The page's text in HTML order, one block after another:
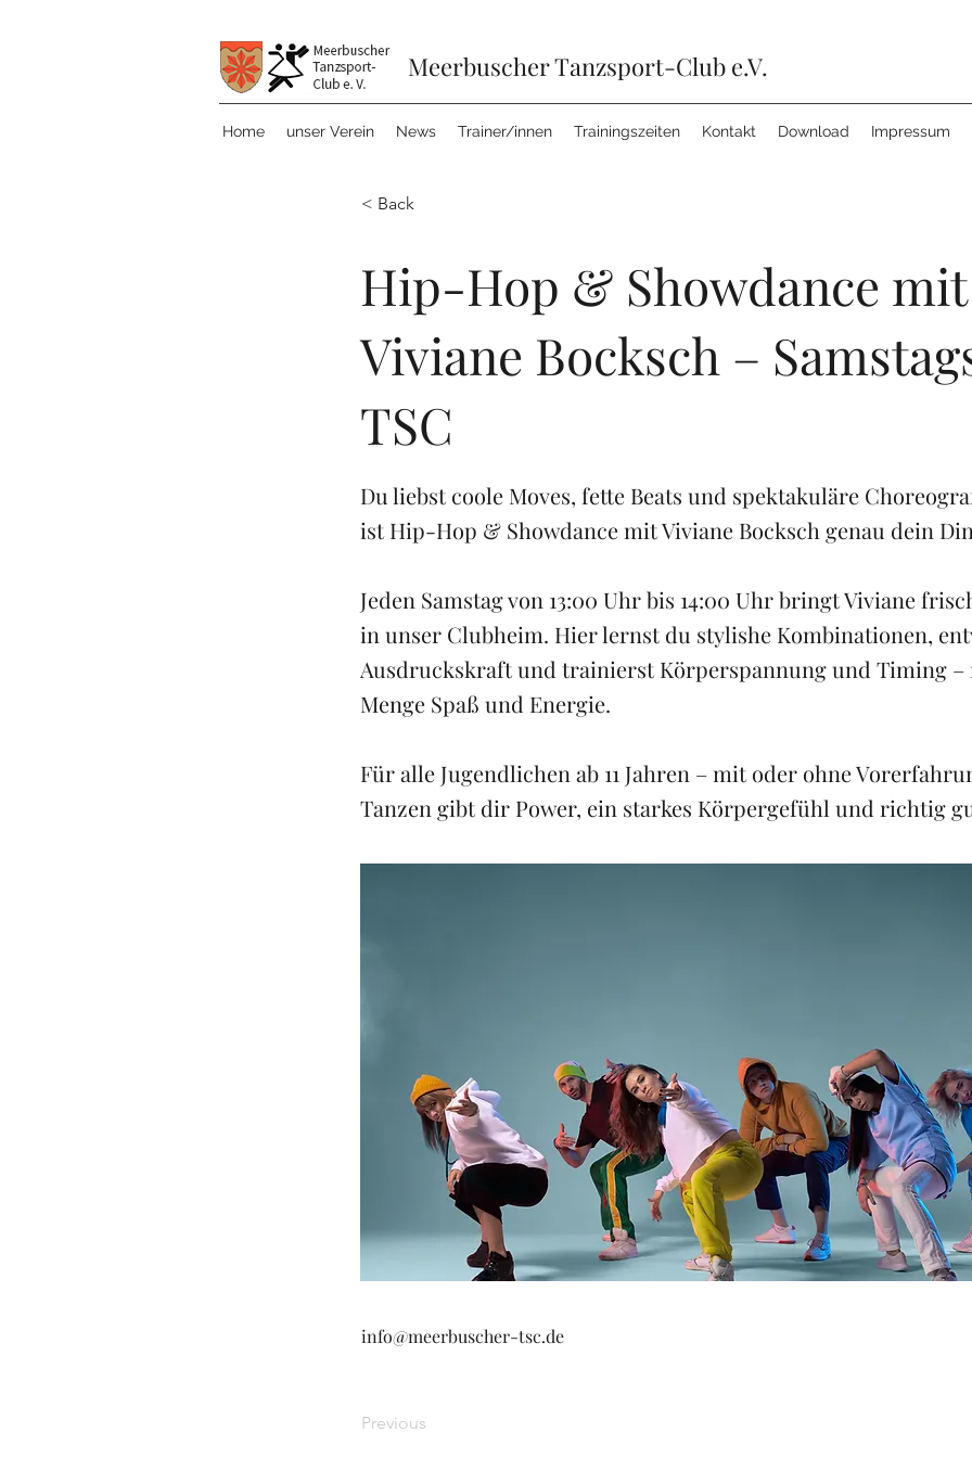
Meerbuscher Tanzsport-Club e.V.
Home unser Verein News Trainer/innen Trainingszeiten Kontakt Download Impressum
< Back
Hip-Hop & Showdance mit
Viviane Bocksch –
TSC
Du liebst coole Moves, fette Beats und spektakuläre
ist Hip-Hop & Showdance mit Viviane Bocksch genau dein
Jeden Samstag von 13:00 Uhr bis 14:00 Uhr bringt Viviane
in unser Clubheim. Hier lernst du stylishe Kombinationen,
Ausdruckskraft und trainierst Körperspannung und Timing –
Menge Spaß und Energie.
Für alle Jugendlichen ab 11 Jahren – mit oder ohne
Tanzen gibt dir Power, ein starkes Körpergefühl und richtig
info@meerbuscher-tsc.de
Previous